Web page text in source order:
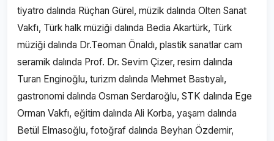
tiyatro dalında Rüçhan Gürel, müzik dalında Olten Sanat
Vakfı, Türk halk müziği dalında Bedia Akartürk, Türk
müziği dalında Dr.Teoman Önaldı, plastik sanatlar cam
seramik dalında Prof. Dr. Sevim Çizer, resim dalında
Turan Enginoğlu, turizm dalında Mehmet Bastıyalı,
gastronomi dalında Osman Serdaroğlu, STK dalında Ege
Orman Vakfı, eğitim dalında Ali Korba, yaşam dalında
Betül Elmasoğlu, fotoğraf dalında Beyhan Özdemir,